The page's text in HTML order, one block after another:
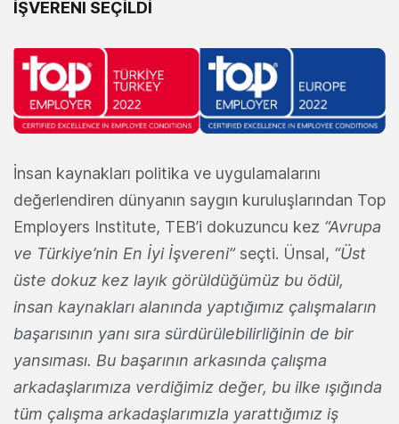
İŞVERENI SEÇİLDİ
İnsan kaynakları politika ve uygulamalarını
değerlendiren dünyanın saygın kuruluşlarından Top
Employers Institute, TEB’i dokuzuncu kez “Avrupa
ve Türkiye’nin En İyi İşvereni” seçti. Ünsal, “Üst
üste dokuz kez layık görüldüğümüz bu ödül,
insan kaynakları alanında yaptığımız çalışmaların
başarısının yanı sıra sürdürülebilirliğinin de bir
yansıması. Bu başarının arkasında çalışma
arkadaşlarımıza verdiğimiz değer, bu ilke ışığında
tüm çalışma arkadaşlarımızla yarattığımız iş